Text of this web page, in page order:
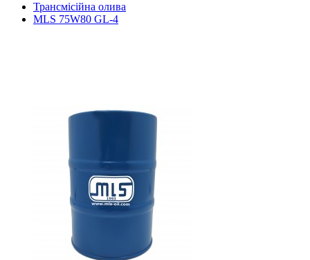
Трансмісійна олива
MLS 75W80 GL-4